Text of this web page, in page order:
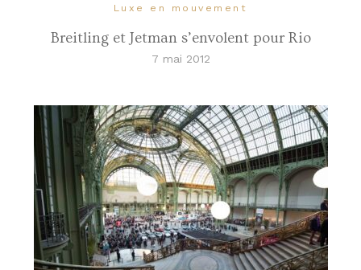
Luxe en mouvement
Breitling et Jetman s’envolent pour Rio
7 mai 2012